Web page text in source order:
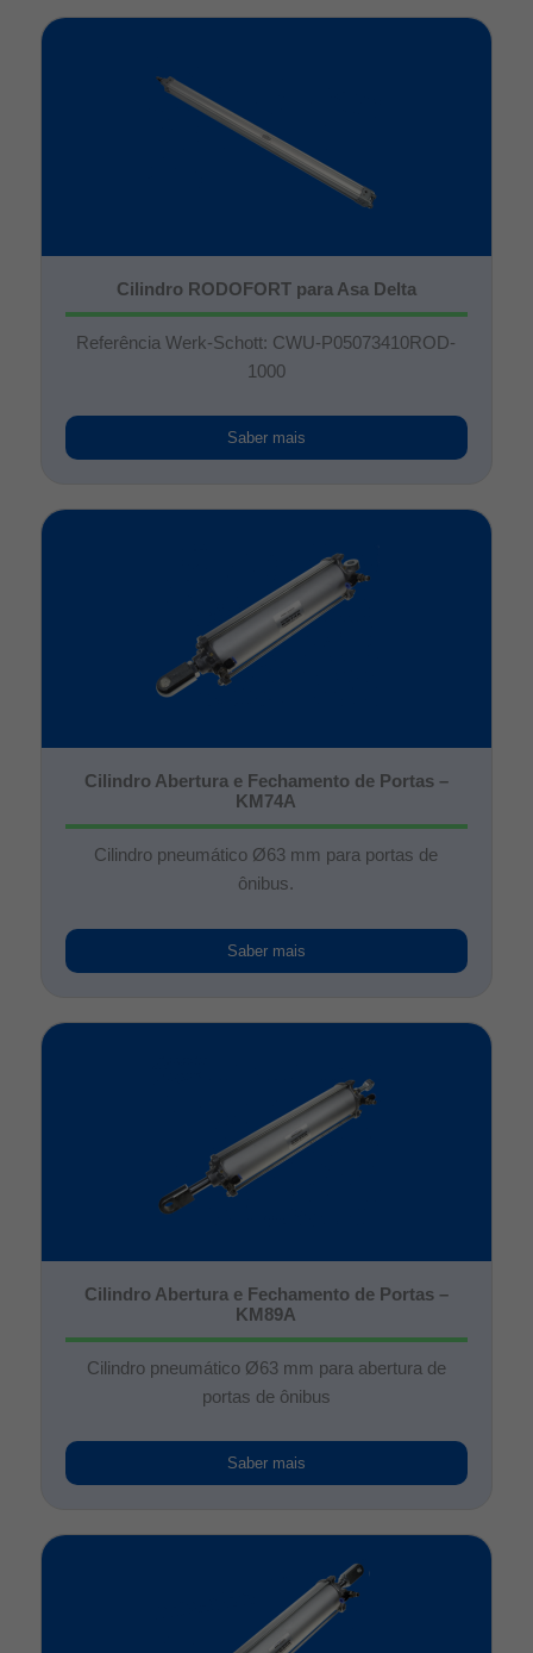
Cilindro RODOFORT para Asa Delta
Referência Werk-Schott: CWU-P05073410ROD-
1000
Saber mais
Cilindro Abertura e Fechamento de Portas –
KM74A
Cilindro pneumático Ø63 mm para portas de
ônibus.
Saber mais
Cilindro Abertura e Fechamento de Portas –
KM89A
Cilindro pneumático Ø63 mm para abertura de
portas de ônibus
Saber mais